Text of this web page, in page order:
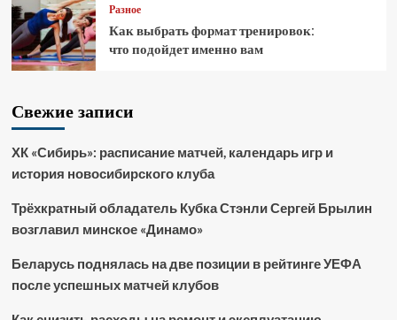
Разное
Как выбрать формат тренировок:
что подойдет именно вам
Свежие записи
ХК «Сибирь»: расписание матчей, календарь игр и
история новосибирского клуба
Трёхкратный обладатель Кубка Стэнли Сергей Брылин
возглавил минское «Динамо»
Беларусь поднялась на две позиции в рейтинге УЕФА
после успешных матчей клубов